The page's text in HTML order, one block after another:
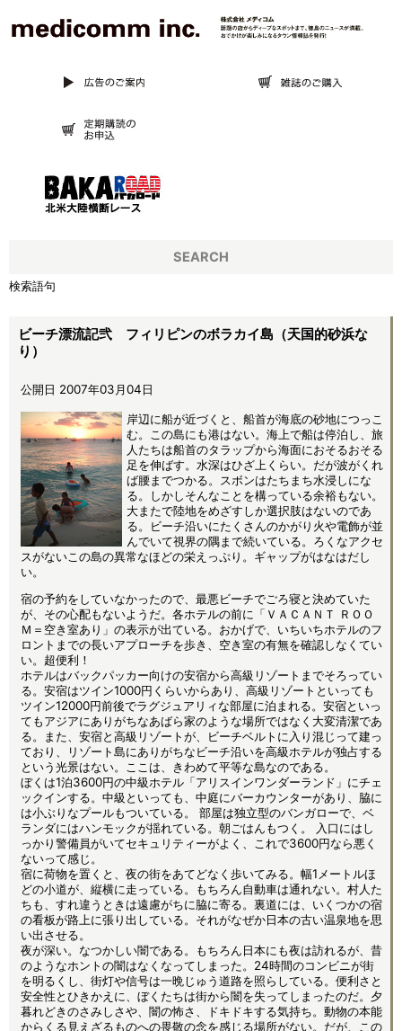
ビーチ漂流記弐 フィリピンのボラカイ島（天国的砂浜な
り）
公開日 2007年03月04日
岸辺に船が近づくと、船首が海底の砂地につっこ
む。この島にも港はない。海上で船は停泊し、旅
人たちは船首のタラップから海面におそるおそる
足を伸ばす。水深はひざ上くらい。だが波がくれ
ば腰までつかる。スボンはたちまち水浸しにな
る。しかしそんなことを構っている余裕もない。
大またで陸地をめざすしか選択肢はないのであ
る。ビーチ沿いにたくさんのかがり火や電飾が並
んでいて視界の隅まで続いている。ろくなアクセ
スがないこの島の異常なほどの栄えっぷり。ギャップがはなはだし
い。
宿の予約をしていなかったので、最悪ビーチでごろ寝と決めていた
が、その心配もないようだ。各ホテルの前に「ＶＡＣＡＮＴ ＲＯＯ
Ｍ＝空き室あり」の表示が出ている。おかげで、いちいちホテルのフ
ロントまでの長いアプローチを歩き、空き室の有無を確認しなくてい
い。超便利！
ホテルはバックパッカー向けの安宿から高級リゾートまでそろってい
る。安宿はツイン1000円くらいからあり、高級リゾートといっても
ツイン12000円前後でラグジュアリィな部屋に泊まれる。安宿といっ
てもアジアにありがちなあばら家のような場所ではなく大変清潔であ
る。また、安宿と高級リゾートが、ビーチベルトに入り混じって建っ
ており、リゾート島にありがちなビーチ沿いを高級ホテルが独占する
という光景はない。ここは、きわめて平等な島なのである。
ぼくは1泊3600円の中級ホテル「アリスインワンダーランド」にチェ
ックインする。中級といっても、中庭にバーカウンターがあり、脇に
は小ぶりなプールもついている。 部屋は独立型のバンガローで、ベ
ランダにはハンモックが揺れている。朝ごはんもつく。 入口にはし
っかり警備員がいてセキュリティーがよく、これで3600円なら悪く
ないって感じ。
宿に荷物を置くと、夜の街をあてどなく歩いてみる。幅1メートルほ
どの小道が、縦横に走っている。もちろん自動車は通れない。村人た
ちも、すれ違うときは遠慮がちに脇に寄る。裏道には、いくつかの宿
の看板が路上に張り出している。それがなぜか日本の古い温泉地を思
い出させる。
夜が深い。なつかしい闇である。もちろん日本にも夜は訪れるが、昔
のようなホントの闇はなくなってしまった。24時間のコンビニが街
を明るくし、街灯や信号は一晩じゅう道路を照らしている。便利さと
安全性とひきかえに、ぼくたちは街から闇を失ってしまったのだ。夕
暮れどきのさみしさや、闇の怖さ、ドキドキする気持ち。動物の本能
からくる見えざるものへの畏敬の念を感じる場所がない。だが、この
SEARCH
検索語句